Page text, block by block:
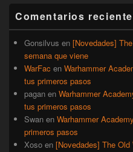
lateral
primaria
Comentarios
Gonsilvus en [Novedades]
semana que viene
WarFac en Warhammer
tus primeros pasos
pagan en Warhammer
tus primeros pasos
Swan en Warhammer
primeros pasos
Xoso en [Novedades] The